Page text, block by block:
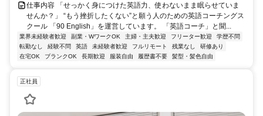
仕事内容 「せっかく身につけた英語力、使わないまま眠らせていま
せんか？」 “もう挫折したくない”と願う人のための英語コーチングス
クール 「90 English」を運営しています。 「英語コーチ」と聞...
業界未経験者歓迎 副業・WワークOK 主婦・主夫歓迎 フリーター歓迎
学歴不問
転勤なし
経験不問 英語 未経験者歓迎 フルリモート 残業なし
研修あり
在宅OK
ブランクOK 長期歓迎 服装自由 履歴書不要 髪型・髪色自由
正社員